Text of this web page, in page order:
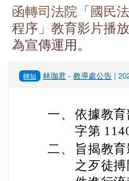
函轉司法院「國民
程序」教育影片播
為宣傳運用。
轉知 林珈君 -教導處公告 |
一、 依據教
字第
二、
旨揭教
之歹徒